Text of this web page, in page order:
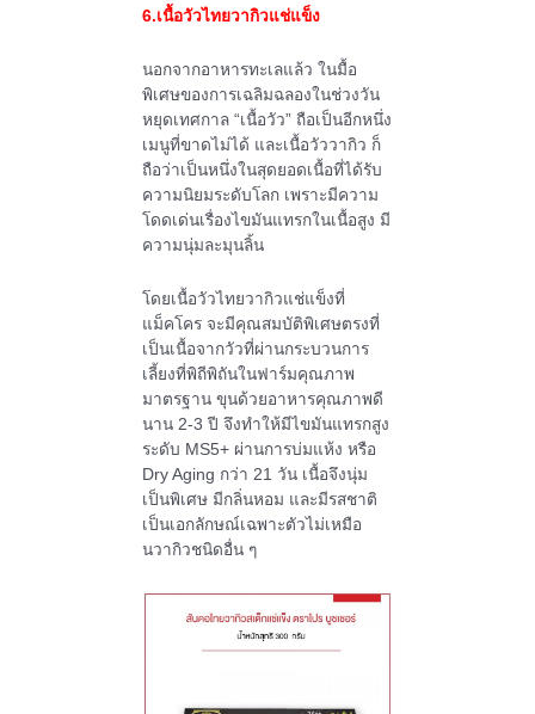
6.เนื้อวัวไทยวากิวแช่แข็ง
นอกจากอาหารทะเลแล้ว ในมื้อ
พิเศษของการเฉลิมฉลองในช่วงวัน
หยุดเทศกาล “เนื้อวัว”ถือเป็นอีกหนึ่ง
เมนูที่ขาดไม่ได้ และเนื้อวัววากิว ก็
ถือว่าเป็นหนึ่งในสุดยอดเนื้อที่ได้รับ
ความนิยมระดับโลก เพราะมีความ
โดดเด่นเรื่องไขมันแทรกในเนื้อสูง มี
ความนุ่มละมุนลิ้น
โดยเนื้อวัวไทยวากิวแช่แข็งที่
แม็คโคร จะมีคุณสมบัติพิเศษตรงที่
เป็นเนื้อจากวัวที่ผ่านกระบวนการ
เลี้ยงที่พิถีพิถันในฟาร์มคุณภาพ
มาตรฐาน ขุนด้วยอาหารคุณภาพดี
นาน 2-3ปี จึงทำให้มีไขมันแทรกสูง
ระดับ MS5+ ผ่านการบ่มแห้ง หรือ
Dry Aging กว่า 21 วัน เนื้อจึงนุ่ม
เป็นพิเศษ มีกลิ่นหอม และมีรสชาติ
เป็นเอกลักษณ์เฉพาะตัวไม่เหมือ
นวากิวชนิดอื่น ๆ